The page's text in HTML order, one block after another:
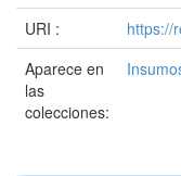
URI :
https://
Aparece en
las
colecciones: